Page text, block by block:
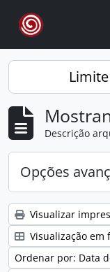
Skip to main content
Descrição
Opções
Visualizar
Visualização em
Ordenar por: Data